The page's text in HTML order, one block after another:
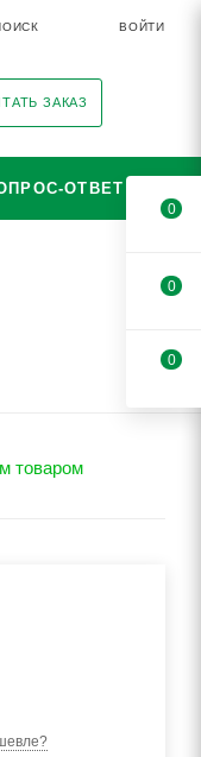
ВОЙТИ
ЗАКАЗ
ОТВЕТ
товаром
0
0
0